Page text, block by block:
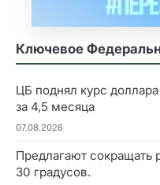
Ключевое
ЦБ поднял курс
за 4,5 месяца
07.08.2026
Предлагают сокращать
30 градусов.